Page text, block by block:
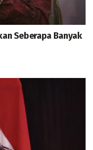
Seberapa Banyak